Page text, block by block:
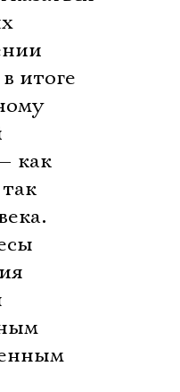
итоге
как